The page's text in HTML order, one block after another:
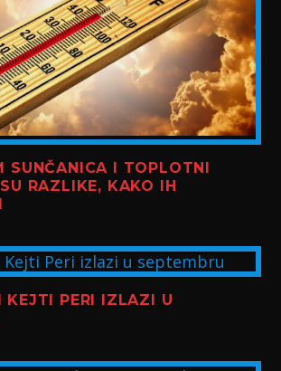
SUNČANICA I TOPLOTNI
RAZLIKE, KAKO IH
KEJTI PERI IZLAZI U